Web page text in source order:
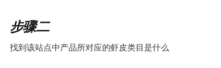
步骤二
找到该站点中产品所对应的虾皮类目是什么